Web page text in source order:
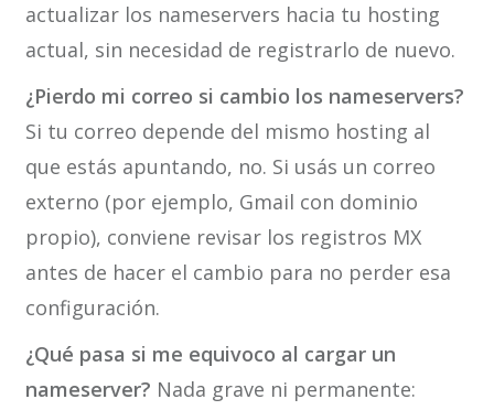
actualizar los nameservers hacia tu hosting
actual, sin necesidad de registrarlo de nuevo.
¿Pierdo mi correo si cambio los nameservers?
Si tu correo depende del mismo hosting al
que estás apuntando, no. Si usás un correo
externo (por ejemplo, Gmail con dominio
propio), conviene revisar los registros MX
antes de hacer el cambio para no perder esa
configuración.
¿Qué pasa si me equivoco al cargar un
nameserver? Nada grave ni permanente: